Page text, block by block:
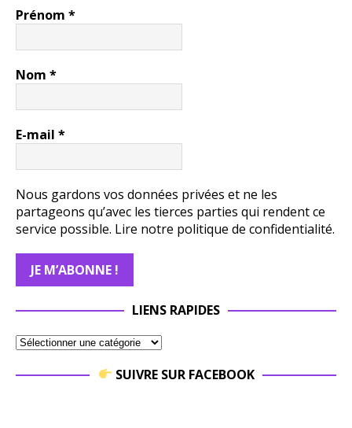
Prénom *
Nom *
E-mail *
Nous gardons vos données privées et ne les
partageons qu’avec les tierces parties qui rendent ce
service possible. Lire notre politique de confidentialité.
LIENS RAPIDES
SUIVRE SUR FACEBOOK